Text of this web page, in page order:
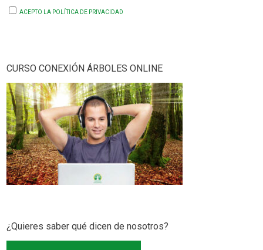
ACEPTO LA POLÍTICA DE PRIVACIDAD
CURSO CONEXIÓN ÁRBOLES ONLINE
¿Quieres saber qué dicen de nosotros?